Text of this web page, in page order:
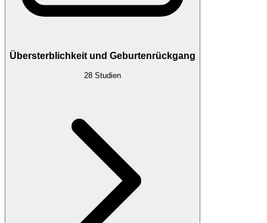
Übersterblichkeit und Geburtenrückgang
28 Studien